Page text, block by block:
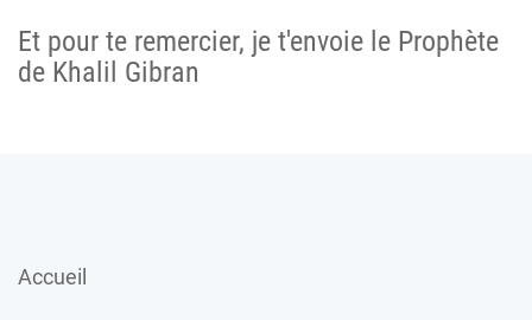
Et pour te remercier, je t'envoie le Prophète
de Khalil Gibran
Accueil